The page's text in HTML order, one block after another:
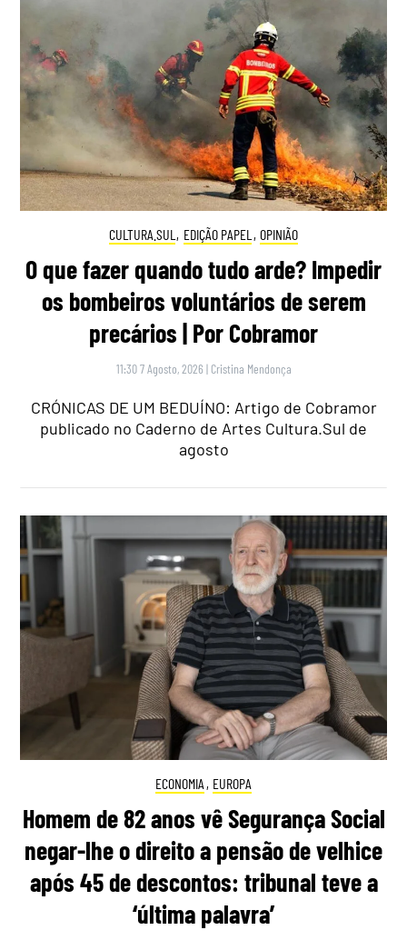
CULTURA.SUL , EDIÇÃO PAPEL , OPINIÃO
O que fazer quando tudo arde? Impedir
os bombeiros voluntários de serem
precários | Por Cobramor
11:30 7 Agosto, 2026 | Cristina Mendonça
CRÓNICAS DE UM BEDUÍNO: Artigo de Cobramor
publicado no Caderno de Artes Cultura.Sul de
agosto
ECONOMIA , EUROPA
Homem de 82 anos vê Segurança Social
negar-lhe o direito a pensão de velhice
após 45 de descontos: tribunal teve a
‘última palavra’